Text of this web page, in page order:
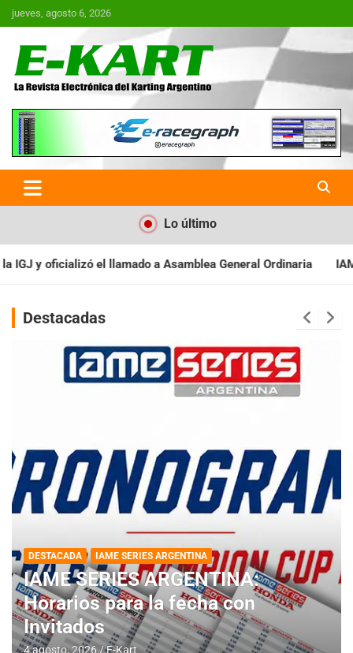
Saltar
al
jueves, agosto 6, 2026
E-Kart.com.ar | La Revista
Electrónica del Karting en
Argentina
Lo último
General Ordinaria IAME SERIES ARGENTINA:
Destacadas
DESTACADA IAME SERIES ARGENTINA
IAME SERIES ARGENTINA:
Horarios para la fecha con
Invitados
4 agosto, 2026 E-Kart